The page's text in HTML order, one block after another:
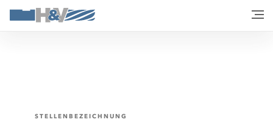
STELLENBEZEICHNUNG